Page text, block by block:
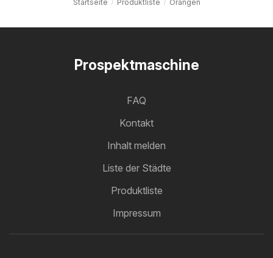
Startseite Produktliste Orangen
Prospektmaschine
FAQ
Kontakt
Inhalt melden
Liste der Städte
Produktliste
Impressum